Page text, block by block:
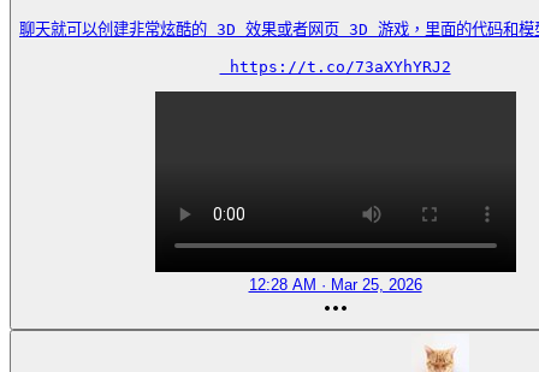
聊天就可以创建非常炫酷的 3D 效果或者网页 3D 游戏，里面的代码和
https://t.co/73aXYhYRJ2
12:28 AM · Mar 25, 2026